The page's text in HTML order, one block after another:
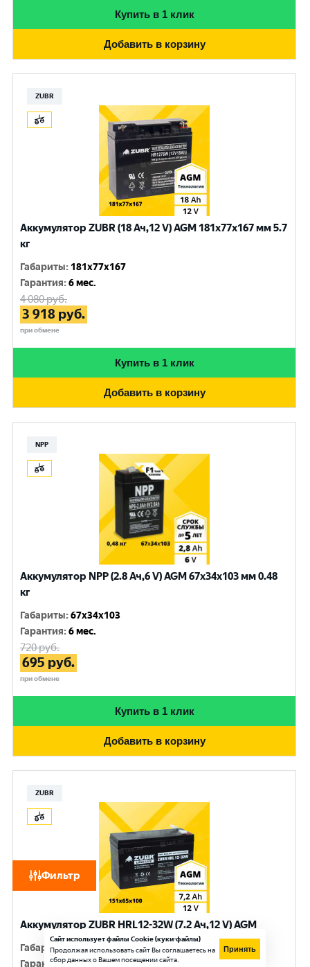
Фильтр
Купить в 1 клик
Добавить в корзину
ZUBR
Аккумулятор ZUBR (18 Ач,12 V) AGM 181x77x167 мм 5.7
кг
Габариты: 181x77x167
Гарантия:6 мес.
4 080руб.
3 918 руб.
при обмене
Купить в 1 клик
Добавить в корзину
NPP
Аккумулятор NPP (2.8 Ач,6 V) AGM 67x34x103 мм 0.48
кг
Габариты:67x34x103
Гарантия:6 мес.
720руб.
695 руб.
при обмене
Купить в 1 клик
Добавить в корзину
ZUBR
Аккумулятор ZUBR HRL12-32W (7.2 Ач,12 V) AGM
Габариты:151x65x94/100
Гарантия: 12 мес.
Сайт использует файлы Cookie (куки-файлы)
Продолжая использовать сайт Вы соглашаетесь на
сбор данных о Вашем посещении сайта.
Принять